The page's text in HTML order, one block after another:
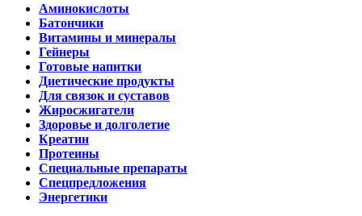
Аминокислоты
Батончики
Витамины и минералы
Гейнеры
Готовые напитки
Диетические продукты
Для связок и суставов
Жиросжигатели
Здоровье и долголетие
Креатин
Протеины
Специальные препараты
Спецпредложения
Энергетики